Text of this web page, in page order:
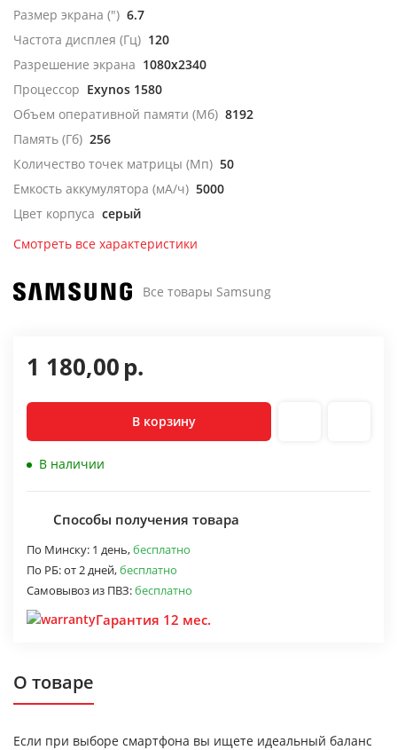
Размер экрана (") 6.7
Частота дисплея (Гц) 120
Разрешение экрана 1080x2340
Процессор Exynos 1580
Объем оперативной памяти (Мб) 8192
Память (Гб) 256
Количество точек матрицы (Мп) 50
Емкость аккумулятора (мА/ч) 5000
Цвет корпуса серый
Смотреть все характеристики
Все товары Samsung
1 180,00р.
В корзину
В наличии
Способы получения товара
По Минску: 1 день,бесплатно
По РБ:от 2 дней,бесплатно
Самовывоз из ПВЗ:бесплатно
Гарантия 12 мес.
О товаре
Если при выборе смартфона вы ищете идеальный баланс